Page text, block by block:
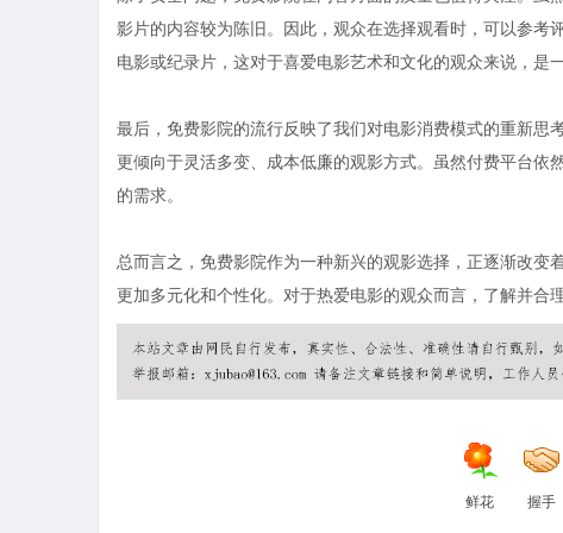
影片的内容较为陈旧。因此，观众在选择观看时，可以参
电影或纪录片，这对于喜爱电影艺术和文化的观众来说，是
最后，免费影院的流行反映了我们对电影消费模式的重新思
更倾向于灵活多变、成本低廉的观影方式。虽然付费平台
的需求。
总而言之，免费影院作为一种新兴的观影选择，正逐渐改
更加多元化和个性化。对于热爱电影的观众而言，了解并合
鲜花 握手